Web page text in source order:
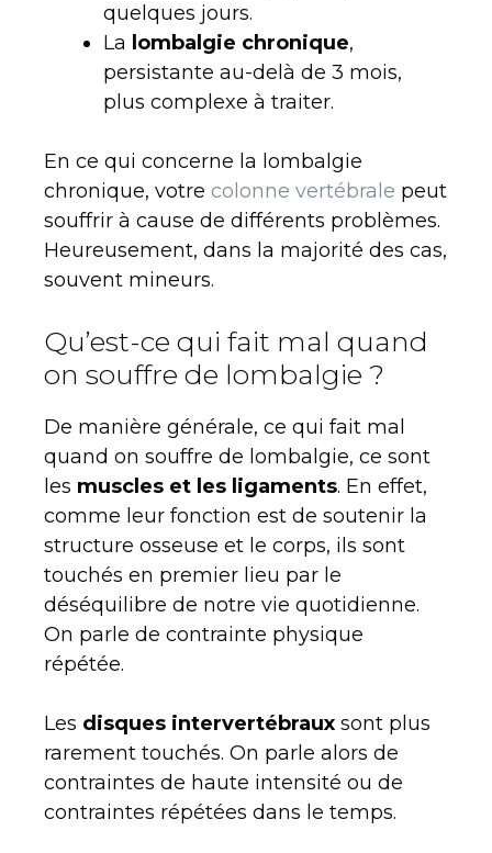
quelques jours.
La lombalgie chronique,
persistante au-delà de 3 mois,
plus complexe à traiter.
En ce qui concerne la lombalgie
chronique, votre colonne vertébrale peut
souffrir à cause de différents problèmes.
Heureusement, dans la majorité des cas,
souvent mineurs.
Qu’est-ce qui fait mal quand
on souffre de lombalgie ?
De manière générale, ce qui fait mal
quand on souffre de lombalgie, ce sont
les muscles et les ligaments. En effet,
comme leur fonction est de soutenir la
structure osseuse et le corps, ils sont
touchés en premier lieu par le
déséquilibre de notre vie quotidienne.
On parle de contrainte physique
répétée.
Les disques intervertébraux sont plus
rarement touchés. On parle alors de
contraintes de haute intensité ou de
contraintes répétées dans le temps.